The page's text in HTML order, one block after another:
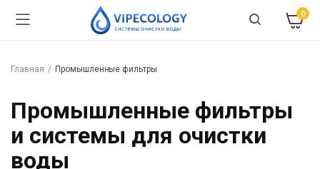
0
Главная Промышленные фильтры
Промышленные фильтры
и системы для очистки
воды